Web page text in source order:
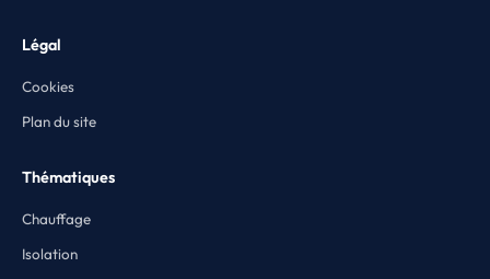
Légal
Cookies
Plan du site
Thématiques
Chauffage
Isolation